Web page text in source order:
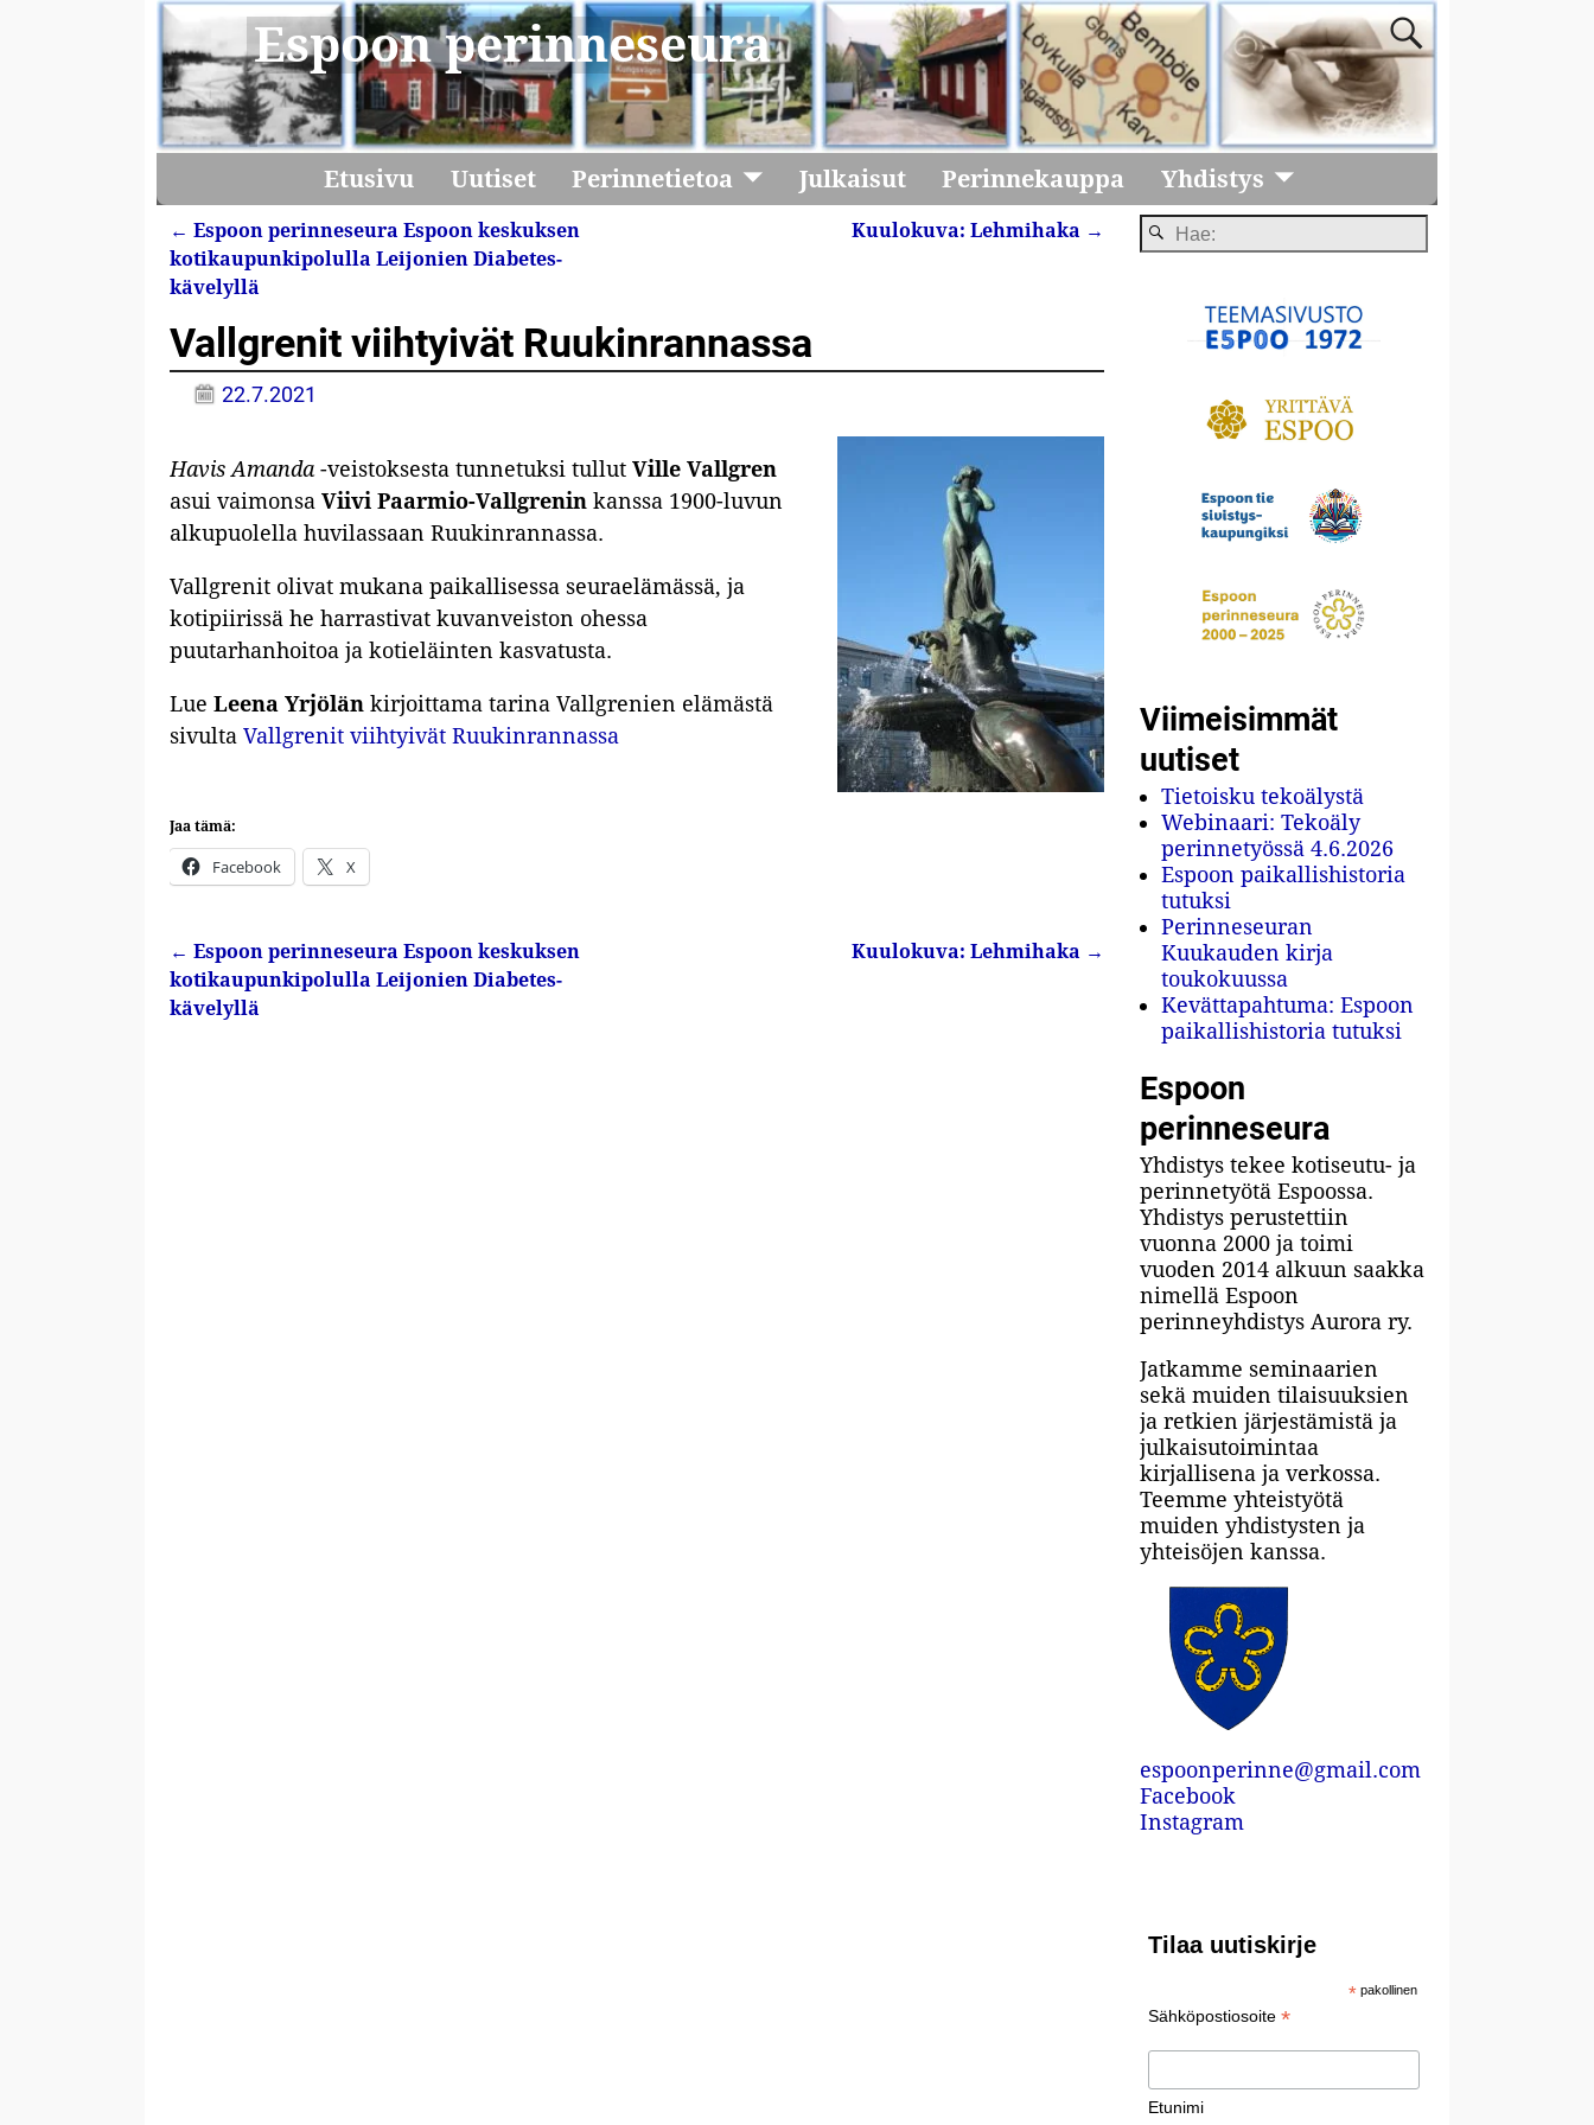
Espoon perinneseura
Etusivu Uutiset Perinnetietoa Julkaisut Perinnekauppa Yhdistys
Artikkelin navigointi
← Espoon perinneseura Espoon keskuksen
kotikaupunkipolulla Leijonien Diabetes-
kävelyllä
Kuulokuva: Lehmihaka →
Vallgrenit viihtyivät Ruukinrannassa
22.7.2021
Havis Amanda-veistoksesta tunnetuksi tullut Ville Vallgren
asui vaimonsa Viivi Paarmio-Vallgrenin kanssa 1900-luvun
alkupuolella huvilassaan Ruukinrannassa.
Vallgrenit olivat mukana paikallisessa seuraelämässä, ja
kotipiirissä he harrastivat kuvanveiston ohessa
puutarhanhoitoa ja kotieläinten kasvatusta.
Lue Leena Yrjölän kirjoittama tarina Vallgrenien elämästä
sivulta Vallgrenit viihtyivät Ruukinrannassa
Jaa tämä:
Facebook X
Artikkelin navigointi
← Espoon perinneseura Espoon keskuksen
kotikaupunkipolulla Leijonien Diabetes-
kävelyllä
Kuulokuva: Lehmihaka →
Viimeisimmät
uutiset
Tietoisku tekoälystä
Webinaari: Tekoäly
perinnetyössä 4.6.2026
Espoon paikallishistoria
tutuksi
Perinneseuran
Kuukauden kirja
toukokuussa
Kevättapahtuma: Espoon
paikallishistoria tutuksi
Espoon
perinneseura
Yhdistys tekee kotiseutu- ja
perinnetyötä Espoossa.
Yhdistys perustettiin
vuonna 2000 ja toimi
vuoden 2014 alkuun saakka
nimellä Espoon
perinneyhdistys Aurora ry.
Jatkamme seminaarien
sekä muiden tilaisuuksien
ja retkien järjestämistä ja
julkaisutoimintaa
kirjallisena ja verkossa.
Teemme yhteistyötä
muiden yhdistysten ja
yhteisöjen kanssa.
espoonperinne@gmail.com
Facebook
Instagram
Tilaa uutiskirje
*pakollinen
Sähköpostiosoite*
Etunimi